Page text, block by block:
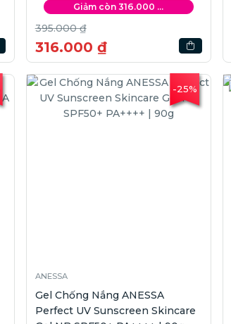
Giảm còn 316.000 ...
395.000 ₫
316.000 ₫
-25%
ANESSA
Gel Chống Nắng ANESSA
Perfect UV Sunscreen Skincare